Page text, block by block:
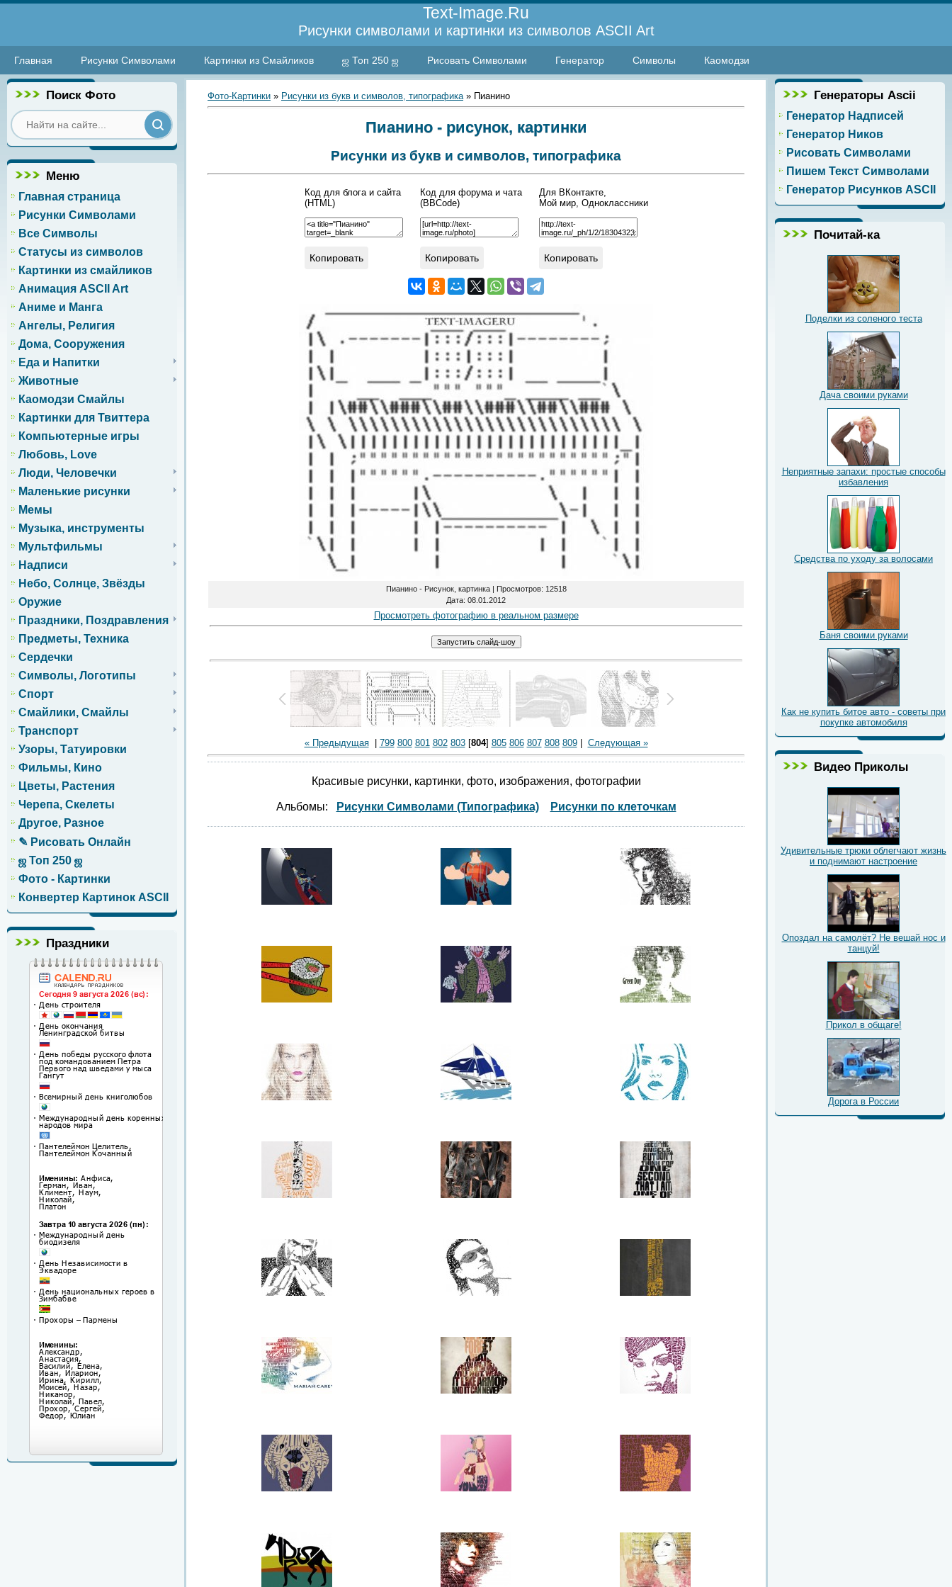
Text-Image.Ru
Рисунки символами и картинки из символов ASCII Art
Главная Рисунки Символами Картинки из Смайликов ஜ Топ 250 ஜ Рисовать Символами Генератор Символы Каомодзи
Поиск Фото
Меню
Главная страница
Рисунки Символами
Все Символы
Статусы из символов
Картинки из смайликов
Анимация ASCII Art
Аниме и Манга
Ангелы, Религия
Дома, Сооружения
Еда и Напитки
Животные
Каомодзи Смайлы
Картинки для Твиттера
Компьютерные игры
Любовь, Love
Люди, Человечки
Маленькие рисунки
Мемы
Музыка, инструменты
Мультфильмы
Надписи
Небо, Солнце, Звёзды
Оружие
Праздники, Поздравления
Предметы, Техника
Сердечки
Символы, Логотипы
Спорт
Смайлики, Смайлы
Транспорт
Узоры, Татуировки
Фильмы, Кино
Цветы, Растения
Черепа, Скелеты
Другое, Разное
✎ Рисовать Онлайн
ஜ Топ 250 ஜ
Фото - Картинки
Конвертер Картинок ASCII
Праздники
Фото-Картинки » Рисунки из букв и символов, типографика» Пианино
Пианино - рисунок, картинки
Рисунки из букв и символов, типографика
Код для блога и сайта
(HTML)
Копировать
Код для форума и чата
(BBCode)
Копировать
Для ВКонтакте,
Мой мир, Одноклассники
Копировать
Пианино - Рисунок, картинка | Просмотров: 12518
Дата: 08.01.2012
Просмотреть фотографию в реальном размере
« Предыдущая| 799 800 801 802 803[804] 805 806 807 808 809| Следующая »
Красивые рисунки, картинки, фото, изображения, фотографии
Альбомы: Рисунки Символами (Типографика) Рисунки по клеточкам
Генераторы Ascii
Генератор Надписей
Генератор Ников
Рисовать Символами
Пишем Текст Символами
Генератор Рисунков ASCII
Почитай-ка
Поделки из соленого теста
Дача своими руками
Неприятные запахи: простые способы
избавления
Средства по уходу за волосами
Баня своими руками
Как не купить битое авто - советы при
покупке автомобиля
Видео Приколы
Удивительные трюки облегчают жизнь
и поднимают настроение
Опоздал на самолёт? Не вешай нос и
танцуй!
Прикол в общаге!
Дорога в России